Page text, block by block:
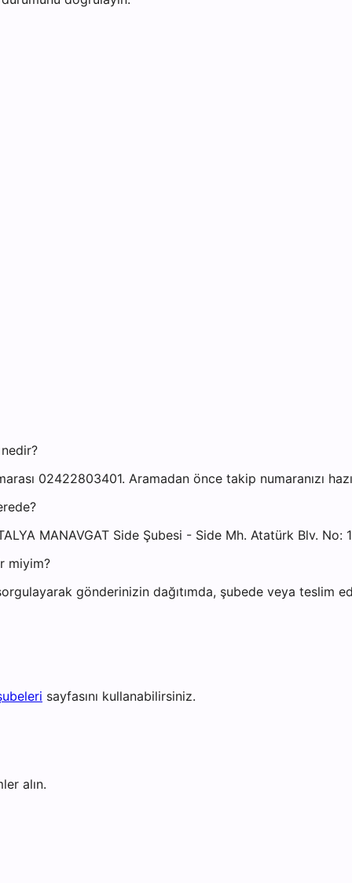
02422803401. Aramadan önce takip numaranızı
MANAVGAT Side Şubesi - Side Mh. Atatürk Blv. No:
miyim?
gönderinizin dağıtımda, şubede veya teslim
sayfasını kullanabilirsiniz.
alın.